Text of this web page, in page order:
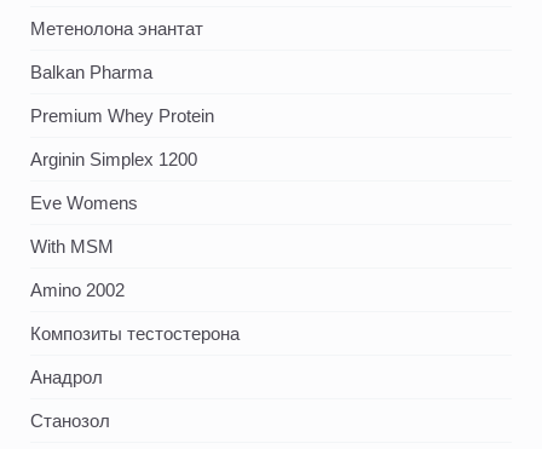
Метенолона энантат
Balkan Pharma
Premium Whey Protein
Arginin Simplex 1200
Eve Womens
With MSM
Amino 2002
Композиты тестостерона
Анадрол
Станозол